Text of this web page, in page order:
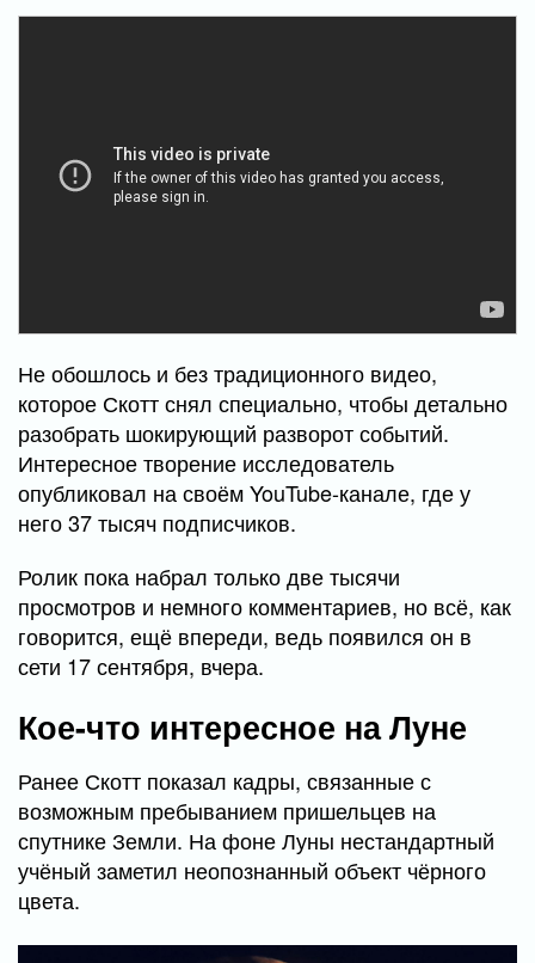
Не обошлось и без традиционного видео,
которое Скотт снял специально, чтобы детально
разобрать шокирующий разворот событий.
Интересное творение исследователь
опубликовал на своём YouTube-канале, где у
него 37 тысяч подписчиков.
Ролик пока набрал только две тысячи
просмотров и немного комментариев, но всё, как
говорится, ещё впереди, ведь появился он в
сети 17 сентября, вчера.
Кое-что интересное на Луне
Ранее Скотт показал кадры, связанные с
возможным пребыванием пришельцев на
спутнике Земли. На фоне Луны нестандартный
учёный заметил неопознанный объект чёрного
цвета.